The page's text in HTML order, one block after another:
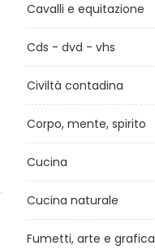
Cavalli e equitazione
Cds - dvd - vhs
Civiltà contadina
Corpo, mente, spirito
Cucina
Cucina naturale
Fumetti, arte e grafica